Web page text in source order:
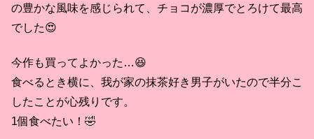
の豊かな風味を感じられて、チョコが濃厚でとろけて最高
でした😍
今作も買ってよかった…😆
食べるとき横に、我が家の抹茶好き男子がいたので半分こ
したことが心残りです。
1個食べたい！🤣